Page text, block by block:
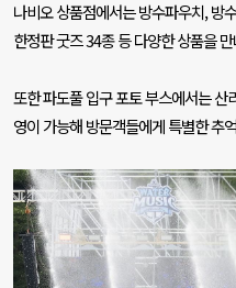
나비오 상품점에서는 방수파우치,방
한정판 굿즈34종 등 다양한 상품을
또한 파도풀 입구 포토 부스에서는 산
영이 가능해 방문객들에게 특별한 추